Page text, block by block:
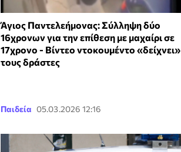
Άγιος Παντελεήμονας: Σύλληψη δύο
16χρονων για την επίθεση με μαχαίρι σε
17χρονο - Βίντεο ντοκουμέντο «δείχνει»
τους δράστες
Παιδεία 05.03.2026 12:16